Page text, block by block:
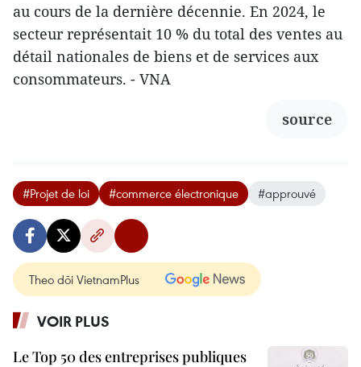
au cours de la dernière décennie. En 2024, le
secteur représentait 10 % du total des ventes au
détail nationales de biens et de services aux
consommateurs. - VNA
source
#Projet de loi #commerce électronique #approuvé
Theo dõi VietnamPlus
VOIR PLUS
Le Top 50 des entreprises publiques